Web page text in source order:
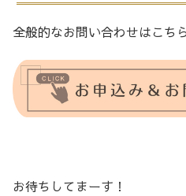
全般的なお問い合わせはこち
お待ちしてまーす！